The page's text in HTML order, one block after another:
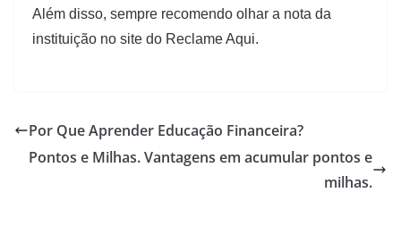
Além disso, sempre recomendo olhar a nota da
instituição no site do Reclame Aqui.
Por Que Aprender Educação Financeira?
Pontos e Milhas. Vantagens em acumular pontos e
milhas.